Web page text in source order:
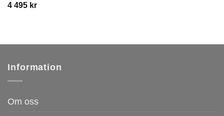
4 495 kr
Information
Om oss